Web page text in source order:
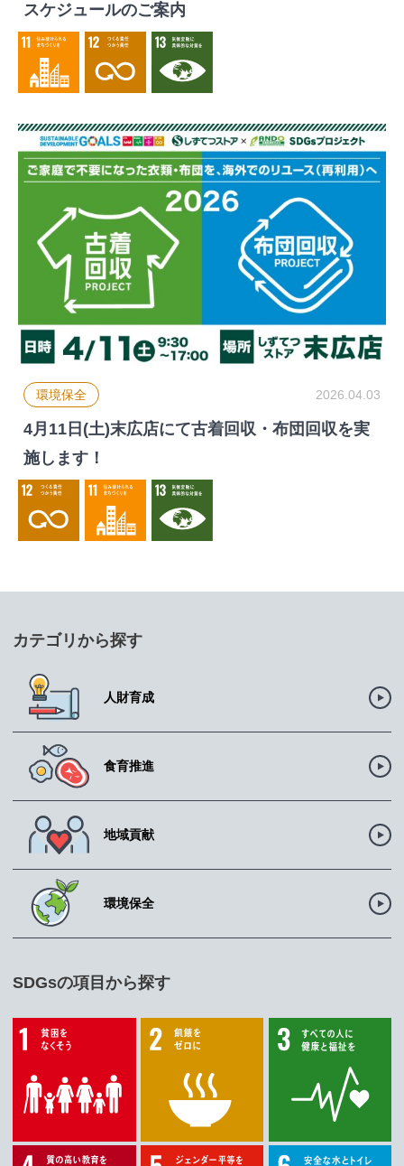
スケジュールのご案内
環境保全 2026.04.03
4月11日(土)末広店にて古着回収・布団回収を実
施します！
カテゴリから探す
人財育成
食育推進
地域貢献
環境保全
SDGsの項目から探す